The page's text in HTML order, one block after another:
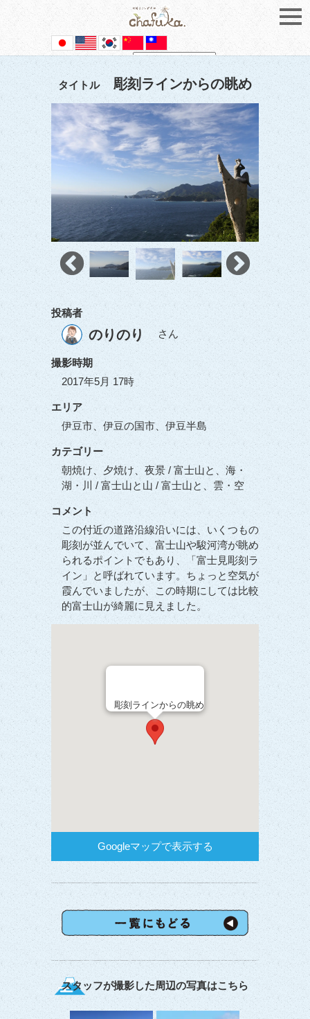
Powered by Translate
タイトル 彫刻ラインからの眺め
投稿者
のりのり さん
撮影時期
2017年5月 17時
エリア
伊豆市、伊豆の国市、伊豆半島
カテゴリー
朝焼け、夕焼け、夜景 / 富士山と、海・
湖・川 / 富士山と山 / 富士山と、雲・空
コメント
この付近の道路沿線沿いには、いくつもの
彫刻が並んでいて、富士山や駿河湾が眺め
られるポイントでもあり、「富士見彫刻ラ
イン」と呼ばれています。ちょっと空気が
霞んでいましたが、この時期にしては比較
的富士山が綺麗に見えました。
彫刻ラインからの眺め
Googleマップで表示する
スタッフが撮影した周辺の写真はこちら